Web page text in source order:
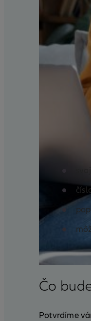
Aby
Čo
Potvrdíme